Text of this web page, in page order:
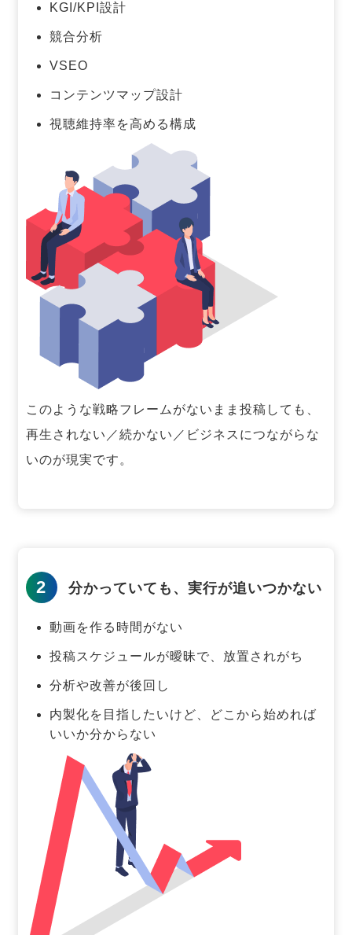
KGI/KPI設計
競合分析
VSEO
コンテンツマップ設計
視聴維持率を高める構成
このような戦略フレームがないまま投稿しても、
再生されない／続かない／ビジネスにつながらな
いのが現実です。
2 分かっていても、実行が追いつかない
動画を作る時間がない
投稿スケジュールが曖昧で、放置されがち
分析や改善が後回し
内製化を目指したいけど、どこから始めれば
いいか分からない